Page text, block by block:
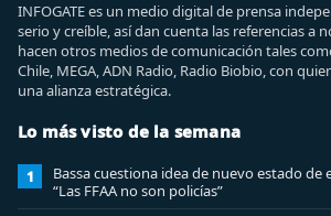
INFOGATE es un medio digital de prensa
serio y creíble, así dan cuenta las referencias a
hacen otros medios de comunicación tales
Chile, MEGA, ADN Radio, Radio Biobio, con
una alianza estratégica.
Lo más visto de la semana
1
Bassa cuestiona idea de nuevo estado de
“Las FFAA no son policías”